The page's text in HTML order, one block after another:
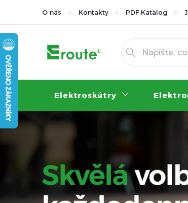
obsah
O nás Kontakty PDF Katalog
Elektroskútry